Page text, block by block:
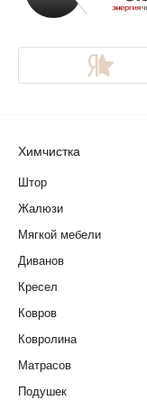
Химчистка
Штор
Жалюзи
Мягкой мебели
Диванов
Кресел
Ковров
Ковролина
Матрасов
Подушек